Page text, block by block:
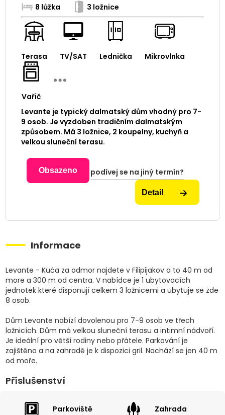
8 lůžka 3 ložnice
Terasa TV/SAT Lednička Mikrovlnka
Vařič
Levante je typický dalmatský dům vhodný pro 7-
9 osob. Je vyzdoben tradičním dalmatským
způsobem. Má 3 ložnice, 2 koupelny, kuchyň a
velkou sluneční terasu.
Obsazeno podívej se na jiný termín?
Detail
Informace
Levante - Kuća za odmor najdete v Filipijakov a to 40 m od
more a 300 m od centra. V nabídce je 1 ubytovacích
jednotek které disponují celkem 3 ložnicemi a ubytuje se zde
8 osob.
Dům Levante nabízí dovolenou pro 7-9 osob ve třech
ložnicích. Dům má velkou sluneční terasu a intimní nádvoří.
Je ideální pro větší rodiny nebo přátele. Parkování je
zajištěno a na zahradě je k dispozici gril. Nachází se jen 40 m
od moře.
Příslušenství
Parkoviště Zahrada